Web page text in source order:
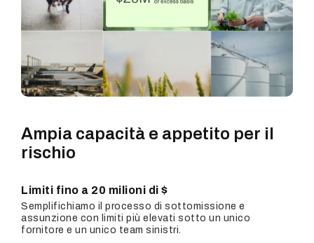
Ampia capacità e appetito per il
rischio
Limiti fino a 20 milioni di $
Semplifichiamo il processo di sottomissione e
assunzione con limiti più elevati sotto un unico
fornitore e un unico team sinistri.